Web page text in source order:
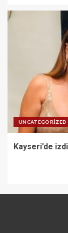
UNCATEGORIZED
Kayseri’de